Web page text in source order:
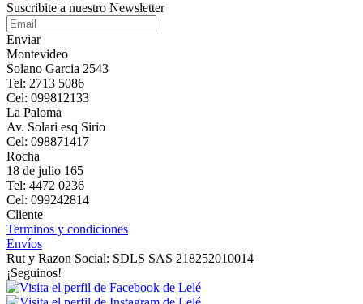
Suscribite a nuestro Newsletter
Enviar
Montevideo
Solano Garcia 2543
Tel: 2713 5086
Cel: 099812133
La Paloma
Av. Solari esq Sirio
Cel: 098871417
Rocha
18 de julio 165
Tel: 4472 0236
Cel: 099242814
Cliente
Terminos y condiciones
Envíos
Rut y Razon Social: SDLS SAS 218252010014
¡Seguinos!